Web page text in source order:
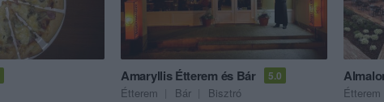
Amaryllis Étterem és Bár 5.0
Étterem Bár Bisztró Étterem